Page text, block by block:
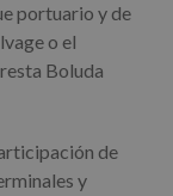
portuario y de
o el
Boluda
de
y